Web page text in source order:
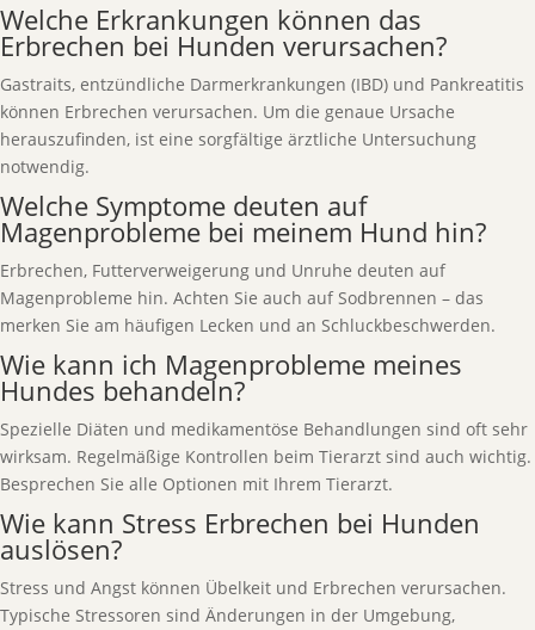
Welche Erkrankungen können das
Erbrechen bei Hunden verursachen?
Gastraits, entzündliche Darmerkrankungen (IBD) und Pankreatitis
können Erbrechen verursachen. Um die genaue Ursache
herauszufinden, ist eine sorgfältige ärztliche Untersuchung
notwendig.
Welche Symptome deuten auf
Magenprobleme bei meinem Hund hin?
Erbrechen, Futterverweigerung und Unruhe deuten auf
Magenprobleme hin. Achten Sie auch auf Sodbrennen – das
merken Sie am häufigen Lecken und an Schluckbeschwerden.
Wie kann ich Magenprobleme meines
Hundes behandeln?
Spezielle Diäten und medikamentöse Behandlungen sind oft sehr
wirksam. Regelmäßige Kontrollen beim Tierarzt sind auch wichtig.
Besprechen Sie alle Optionen mit Ihrem Tierarzt.
Wie kann Stress Erbrechen bei Hunden
auslösen?
Stress und Angst können Übelkeit und Erbrechen verursachen.
Typische Stressoren sind Änderungen in der Umgebung,